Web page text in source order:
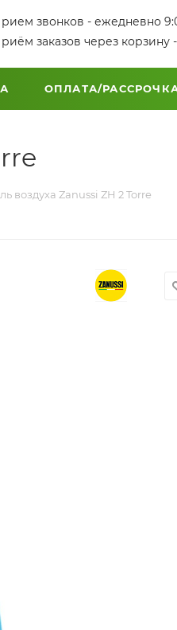
звонков - ежедневно
заказов через корзину
ОПЛАТА/
воздуха Zanussi ZH 2 Torre